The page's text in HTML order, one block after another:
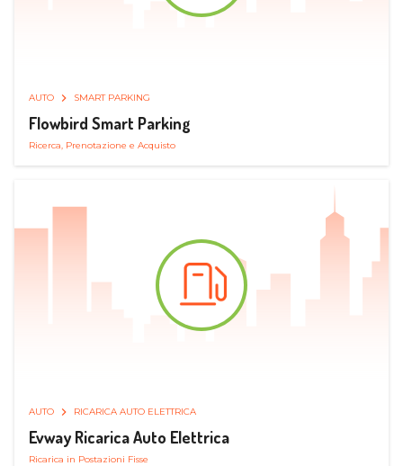
AUTO SMART PARKING
Flowbird Smart Parking
Ricerca, Prenotazione e Acquisto
AUTO RICARICA AUTO ELETTRICA
Evway Ricarica Auto Elettrica
Ricarica in Postazioni Fisse